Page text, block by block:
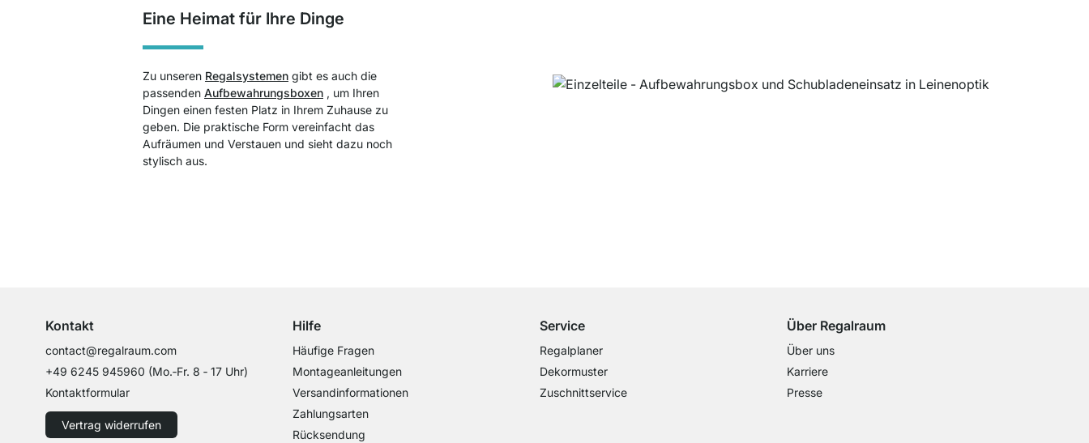
Eine Heimat für Ihre Dinge
Zu unseren Regalsystemen gibt es auch die
passenden Aufbewahrungsboxen , um Ihren
Dingen einen festen Platz in Ihrem Zuhause zu
geben. Die praktische Form vereinfacht das
Aufräumen und Verstauen und sieht dazu noch
stylisch aus.
Kontakt
contact@regalraum.com
+49 6245 945960 (Mo.‑Fr. 8 ‑ 17 Uhr)
Kontaktformular
Vertrag widerrufen
Hilfe
Häufige Fragen
Montageanleitungen
Versandinformationen
Zahlungsarten
Rücksendung
Service
Regalplaner
Dekormuster
Zuschnittservice
Über Regalraum
Über uns
Karriere
Presse